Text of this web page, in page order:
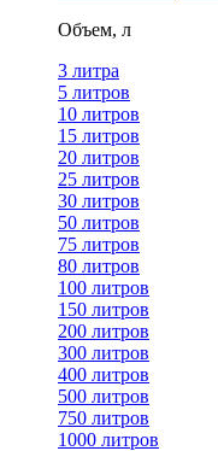
Объем, л
3 литра
5 литров
10 литров
15 литров
20 литров
25 литров
30 литров
50 литров
75 литров
80 литров
100 литров
150 литров
200 литров
300 литров
400 литров
500 литров
750 литров
1000 литров